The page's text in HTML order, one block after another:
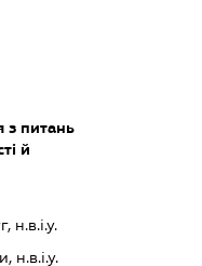
з питань
й
н.в.і.у.
н.в.і.у.